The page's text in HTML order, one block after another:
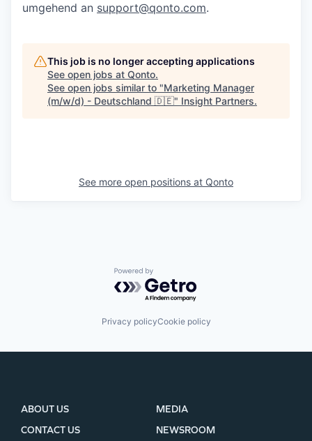
umgehend an support@qonto.com.
This job is no longer accepting applications
See open jobs at Qonto.
See open jobs similar to "Marketing Manager
(m/w/d) - Deutschland 🇩🇪" Insight Partners.
See more open positions at Qonto
Powered by Getro.com
Privacy policyCookie policy
ABOUT US
CONTACT US
MEDIA
NEWSROOM